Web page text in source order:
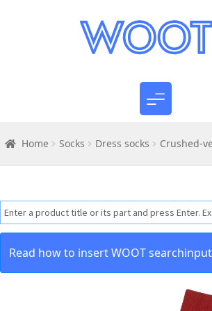
Home Socks Dress socks Crushed-
Read how to insert WOOT